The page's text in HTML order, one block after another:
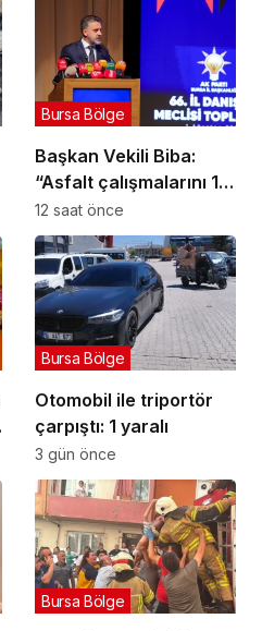
Başkan Vekili Biba:
“Asfalt çalışmalarını 12
kat artırdık”
Bursa Bölge
12 saat önce
Otomobil ile triportör
çarpıştı: 1 yaralı
Bursa Bölge
3 gün önce
Bursa Bölge